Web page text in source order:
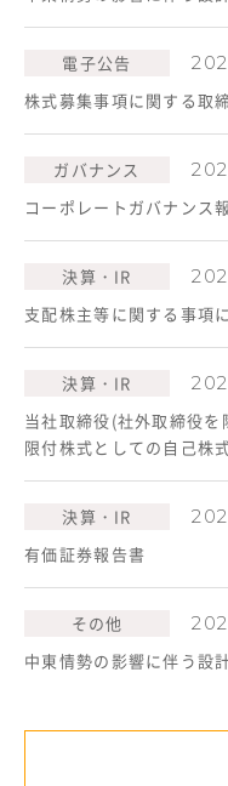
電子公告
株式募集事項に関する取
ガバナンス
コーポレートガバナンス
決算・IR
支配株主等に関する事項
決算・IR
当社取締役(社外取締役
限付株式としての自己株
決算・IR
有価証券報告書
その他
中東情勢の影響に伴う設